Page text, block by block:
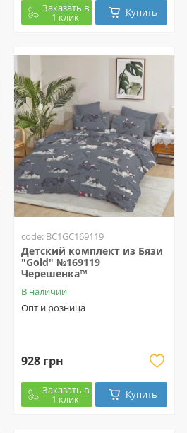
Заказать в
1 клик Купить
code: BC1GC169119
Детский комплект из Бязи
"Gold" №169119
Черешенка™
В наличии
Опт и розница
928 грн
Заказать в
1 клик Купить